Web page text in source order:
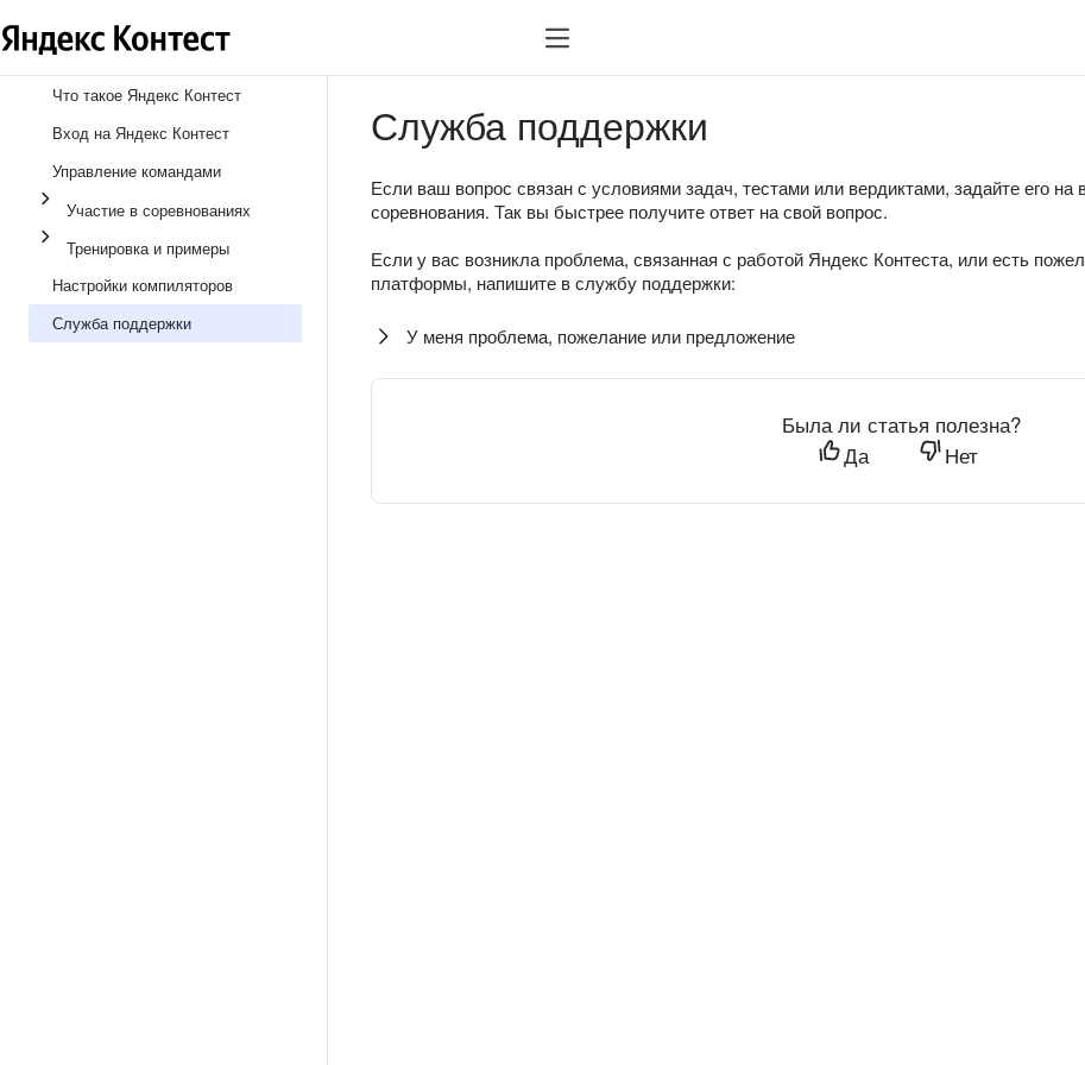
Что такое Яндекс Контест
Вход на Яндекс Контест
Управление командами
Участие в соревнованиях
Тренировка и примеры
Настройки компиляторов
Служба поддержки
Служба поддержки
Если ваш вопрос связан с условиями задач, тестами или вердиктами, задайте его на
соревнования. Так вы быстрее получите ответ на свой вопрос.
Если у вас возникла проблема, связанная с работой Яндекс Контеста, или есть
платформы, напишите в службу поддержки:
У меня проблема, пожелание или предложение
Была ли статья полезна?
Да
Нет